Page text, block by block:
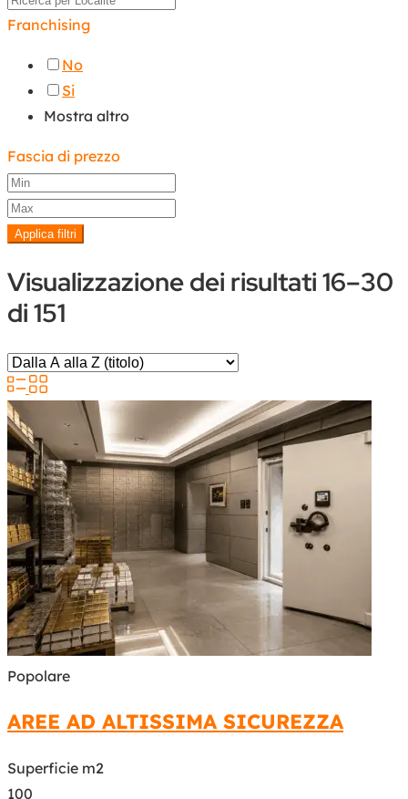
Franchising
No
Si
Mostra altro
Fascia di prezzo
Applica filtri
Visualizzazione dei risultati 16–30
di 151
Popolare
AREE AD ALTISSIMA SICUREZZA
Superficie m2
100